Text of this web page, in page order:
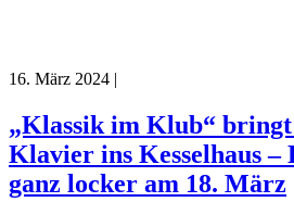
16. März 2024 |
„Klassik im Klub“
Klavier ins Kesselhaus –
ganz locker am 18. März